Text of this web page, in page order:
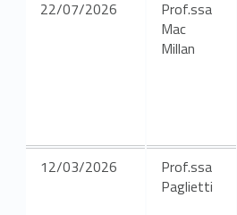
h
22/07/2026
Prof.ssa
Mac
Millan
12/03/2026
Prof.ssa
Paglietti